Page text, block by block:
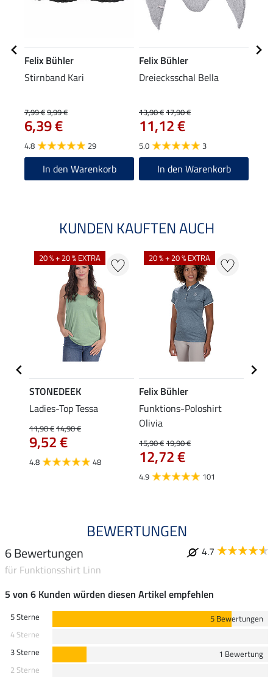
Felix Bühler
Stirnband Kari
7,99 €9,99 €
6,39 €
4.8 29
In den Warenkorb
Felix Bühler
Dreiecksschal Bella
13,90 €17,90 €
11,12 €
5.0 3
In den Warenkorb
KUNDEN KAUFTEN AUCH
20 % + 20 % EXTRA
STONEDEEK
Ladies-Top Tessa
11,90 €14,90 €
9,52 €
4.8 48
20 % + 20 % EXTRA
Felix Bühler
Funktions-Poloshirt
Olivia
15,90 €19,90 €
12,72 €
4.9 101
BEWERTUNGEN
6 Bewertungen
4.7
für Funktionsshirt Linn
5 von 6 Kunden würden diesen Artikel empfehlen
5 Sterne
5 Bewertungen
4 Sterne
3 Sterne
1 Bewertung
2 Sterne